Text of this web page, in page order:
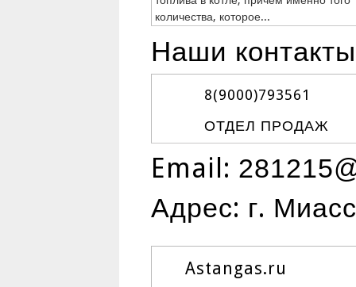
количества, которое...
Наши контакты
8(9000)793561
ОТДЕЛ ПРОДАЖ
Email:
Адрес: г.
Astangas.ru